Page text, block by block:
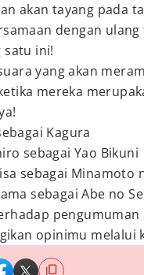
akan tayang pada
dengan
satu ini!
yang akan
mereka
Kagura
sebagai Yao Bikuni
sebagai Minamoto
sebagai Abe no
pengumuman
opinimu